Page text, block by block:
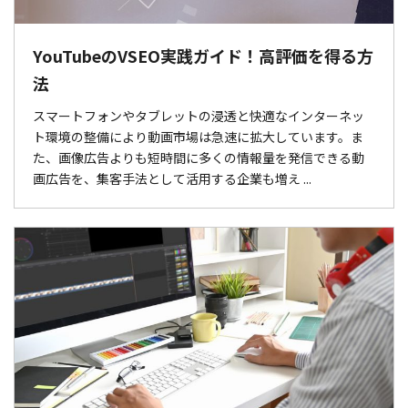
YouTubeのVSEO実践ガイド！高評価を得る方
法
スマートフォンやタブレットの浸透と快適なインターネッ
ト環境の整備により動画市場は急速に拡大しています。ま
た、画像広告よりも短時間に多くの情報量を発信できる動
画広告を、集客手法として活用する企業も増え ...